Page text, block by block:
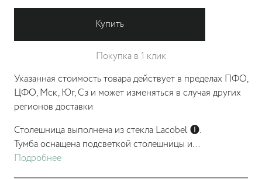
Купить
Покупка в 1 клик
Указанная стоимость товара действует в пределах ПФО,
ЦФО, Мск, Юг, Сз и может изменяться в случая других
регионов доставки
Столешница выполнена из стекла Lacobel🅘.
Тумба оснащена подсветкой столешницы и...
Подробнее